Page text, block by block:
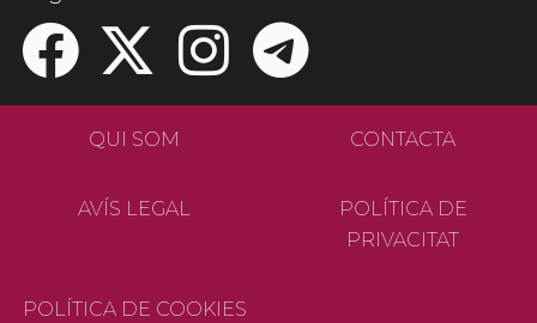
QUI SOM CONTACTA
AVÍS LEGAL
POLÍTICA DE
PRIVACITAT
POLÍTICA DE COOKIES